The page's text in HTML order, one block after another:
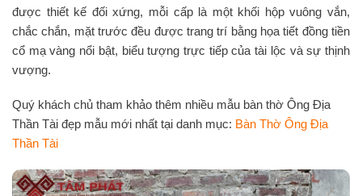
được thiết kế đối xứng, mỗi cấp là một khối hộp vuông vắn,
chắc chắn, mặt trước đều được trang trí bằng họa tiết đồng tiền
cổ mạ vàng nổi bật, biểu tượng trực tiếp của tài lộc và sự thịnh
vượng.
Quý khách chủ tham khảo thêm nhiều mẫu bàn thờ Ông Địa
Thần Tài đẹp mẫu mới nhất tại danh mục: Bàn Thờ Ông Địa
Thần Tài